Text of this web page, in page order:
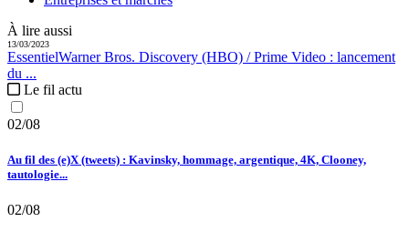
À lire aussi
13/03/2023
EssentielWarner Bros. Discovery (HBO) / Prime Video : lancement
du ...
Le fil actu
02/08
Au fil des (e)X (tweets) : Kavinsky, hommage, argentique, 4K, Clooney,
tautologie...
02/08